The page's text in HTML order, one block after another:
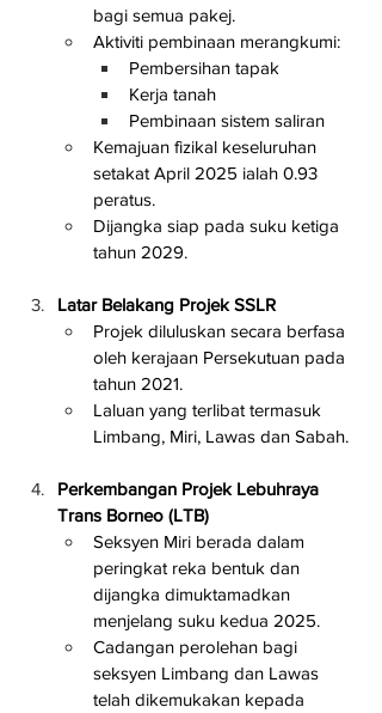
bagi semua pakej.
Aktiviti pembinaan merangkumi:
Pembersihan tapak
Kerja tanah
Pembinaan sistem saliran
Kemajuan fizikal keseluruhan
setakat April 2025 ialah 0.93
peratus.
Dijangka siap pada suku ketiga
tahun 2029.
Latar Belakang Projek SSLR
Projek diluluskan secara berfasa
oleh kerajaan Persekutuan pada
tahun 2021.
Laluan yang terlibat termasuk
Limbang, Miri, Lawas dan Sabah.
Perkembangan Projek Lebuhraya
Trans Borneo (LTB)
Seksyen Miri berada dalam
peringkat reka bentuk dan
dijangka dimuktamadkan
menjelang suku kedua 2025.
Cadangan perolehan bagi
seksyen Limbang dan Lawas
telah dikemukakan kepada